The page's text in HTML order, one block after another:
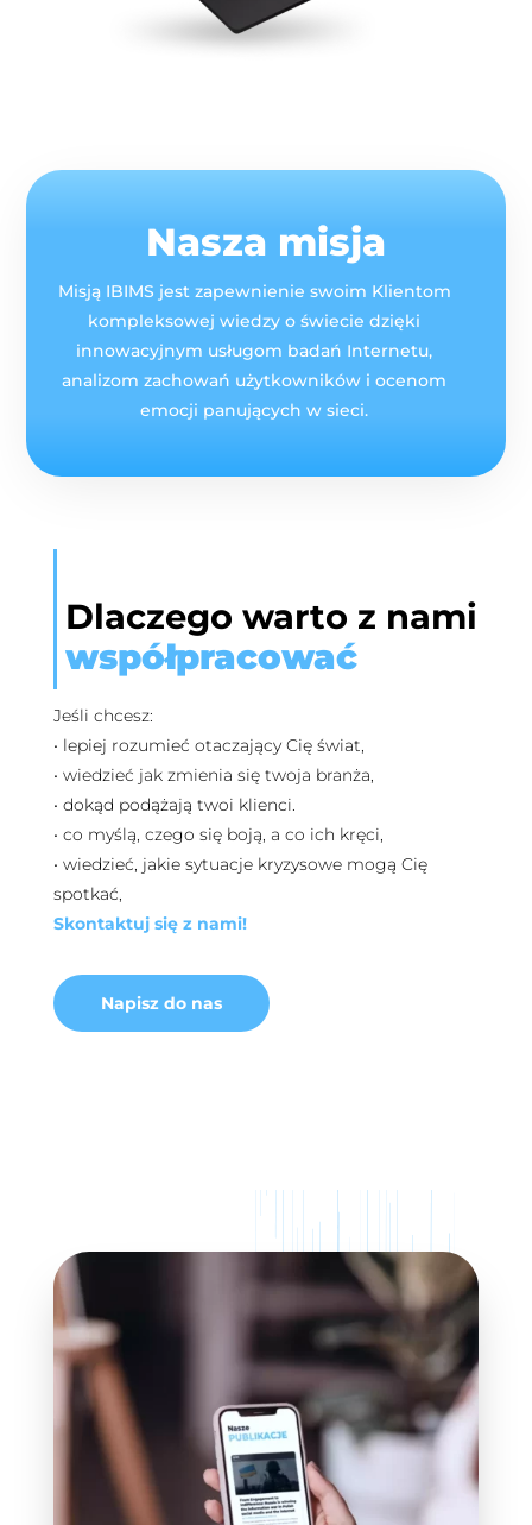
Nasza misja
Misją IBIMS jest zapewnienie swoim Klientom
kompleksowej wiedzy o świecie dzięki
innowacyjnym usługom badań Internetu,
analizom zachowań użytkowników i ocenom
emocji panujących w sieci.
Dlaczego warto z nami
współpracować
Jeśli chcesz:
• lepiej rozumieć otaczający Cię świat,
• wiedzieć jak zmienia się twoja branża,
• dokąd podążają twoi klienci.
• co myślą, czego się boją, a co ich kręci,
• wiedzieć, jakie sytuacje kryzysowe mogą Cię
spotkać,
Skontaktuj się z nami!
Napisz do nas